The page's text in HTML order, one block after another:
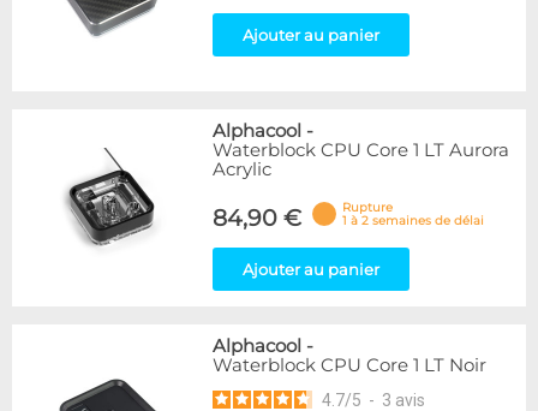
Ajouter au panier
Alphacool -
Waterblock CPU Core 1 LT Aurora
Acrylic
84,90 €
Rupture
1 à 2 semaines de délai
Ajouter au panier
Alphacool -
Waterblock CPU Core 1 LT Noir
4.7/5 - 3 avis